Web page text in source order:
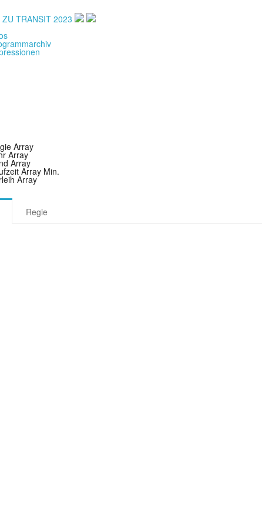
TRANSIT 2023
Array
Array
Array
Array Min.
Array
Regie